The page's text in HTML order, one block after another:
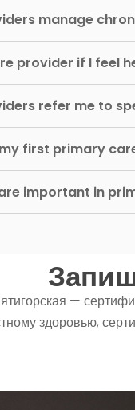
manage
provider if I feel
refer me to
first primary
important in
—
здоровью,